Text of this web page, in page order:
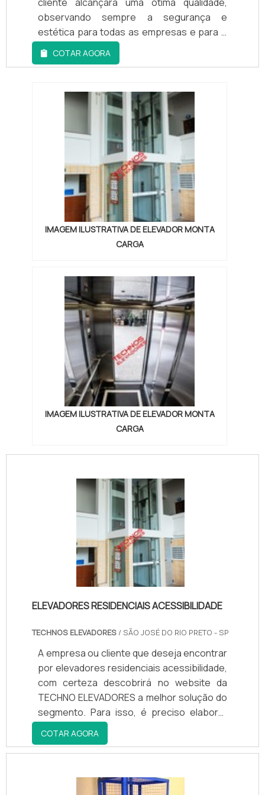
observando sempre a segurança e
estética para todas as empresas e para o
cliente final. Assim, estes veículos trazem
para o ambiente maior: Modernidade;
INFORMAÇÕES RELEVANTES SOBRE A
EMPRESAA Techno Elevadores foca os
recursos em criar aos parceiros uma
estrutura com uma base de 21 anos...
COTAR AGORA
IMAGEM ILUSTRATIVA DE ELEVADOR MONTA
CARGA
IMAGEM ILUSTRATIVA DE ELEVADOR MONTA
CARGA
ELEVADORES RESIDENCIAIS ACESSIBILIDADE
TECHNOS ELEVADORES / SÃO JOSÉ DO RIO PRETO - SP
A empresa ou cliente que deseja encontrar
por elevadores residenciais acessibilidade,
com certeza descobrirá no website da
TECHNO ELEVADORES a melhor solução do
segmento. Para isso, é preciso elaborar
uma cotação na maior vitrine da indústria e
achar a líder do mercado.É isto! Quando a
temática é elevadores residenciais
os profissionais da TECHNO ELEVADORES,
COTAR AGORA